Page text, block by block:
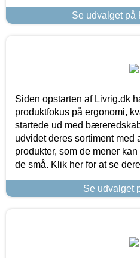
Se udvalget på
Siden opstarten af Livrig.dk
produktfokus på ergonomi,
startede ud med
udvidet deres sortiment med
produkter, som de mener
de små. Klik her for at se
Se udvalget